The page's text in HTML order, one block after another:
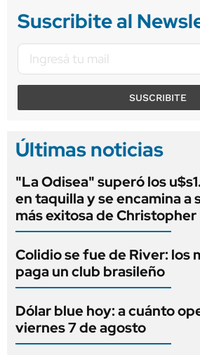
Suscribite al
SUSCRIBITE
Últimas noticias
"La Odisea" superó los
en taquilla y se encamina a
más exitosa de Christopher
Colidio se fue de River: los
paga un club brasileño
Dólar blue hoy: a cuánto
viernes 7 de agosto